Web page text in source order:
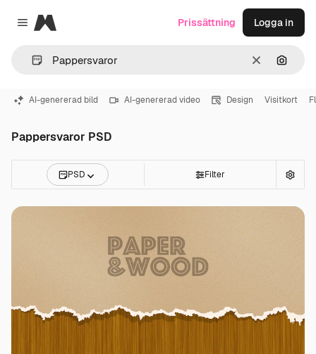
Close menu
Magnific
RensaSök
Prissättning Logga in
AI-genererad bild AI-genererad video Design Visitkort
Pappersvaror PSD
PSD Filter